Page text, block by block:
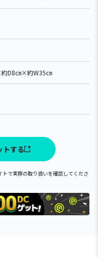
D8㎝×約W35㎝
トする
で実際の取り扱いを確認してくださ